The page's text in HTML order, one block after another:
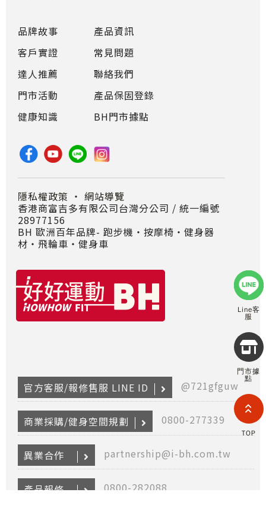
2026
Line客
服
門市據
點
TOP
品牌故事
客戶實證
達人推薦
門市活動
健康知識
產品資訊
常見問題
聯絡我們
產品保固登錄
BH門市據點
隱私權政策 ・ 網站導覽
香港商富吉多有限公司台灣分公司 / 統一編號
28977156
BH 歐洲百年品牌- 跑步機‧按摩椅‧健身器
材‧飛輪車‧健身車
官方客服/報修售服 LINE ID @721gfguw
商業採購/健身空間規劃 0800-277339
異業合作 partnership@i-bh.com.tw
產品報修 0800-282088